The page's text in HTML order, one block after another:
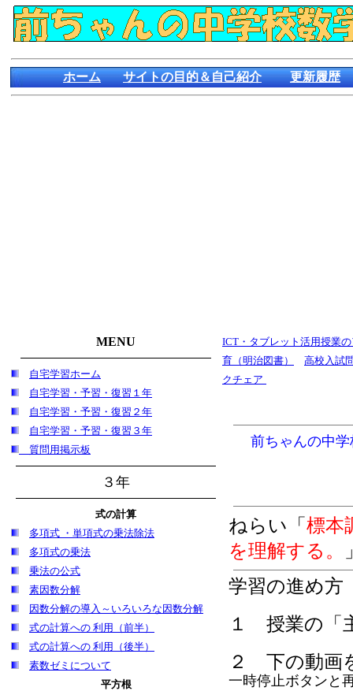
ホーム サイトの目的＆自己紹介 更新履歴
MENU
自宅学習ホーム
自宅学習・予習・復習１年
自宅学習・予習・復習２年
自宅学習・予習・復習３年
質問用掲示板
３年
式の計算
多項式 ・単項式の乗法除法
多項式の乗法
乗法の公式
素因数分解
因数分解の導入～いろいろな因数分解
式の計算への 利用（前半）
式の計算への 利用（後半）
素数ゼミについて
平方根
ICT・タブレット活用授業
育（明治図書）
高校入試
クチェア
前ちゃんの中
ねらい「 標本
を理解する。
学習の進め方
１ 授業の「
２ 下の動画
一時停止ボタンと